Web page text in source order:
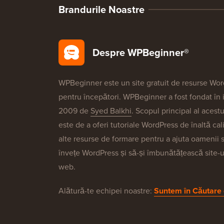
Brandurile Noastre
Despre WPBeginner®
WPBeginner este un site gratuit de resurse
pentru începători. WPBeginner a fost fondat în
2009 de Syed Balkhi. Scopul principal al
este de a oferi tutoriale WordPress de înaltă
alte resurse de formare pentru a ajuta oamenii
învețe WordPress și să-și îmbunătățească site-
web.
Alătură-te echipei noastre: Suntem în